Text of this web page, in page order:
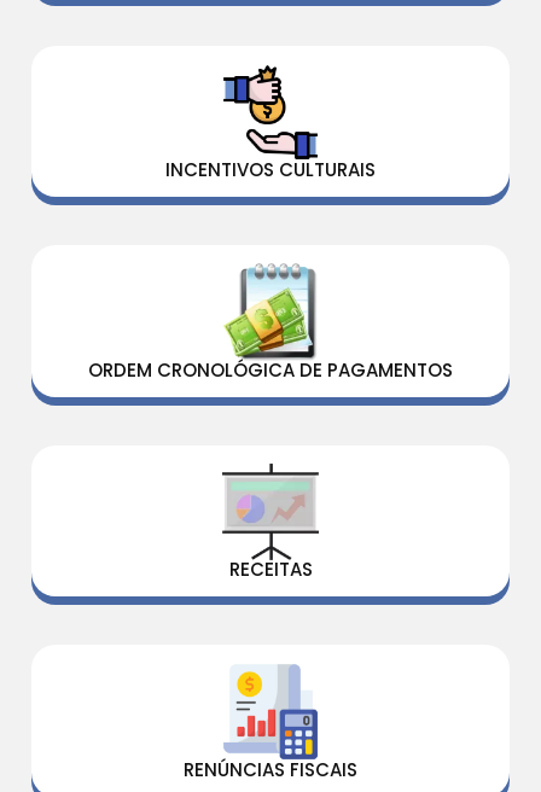
INCENTIVOS CULTURAIS
ORDEM CRONOLÓGICA DE PAGAMENTOS
RECEITAS
RENÚNCIAS FISCAIS